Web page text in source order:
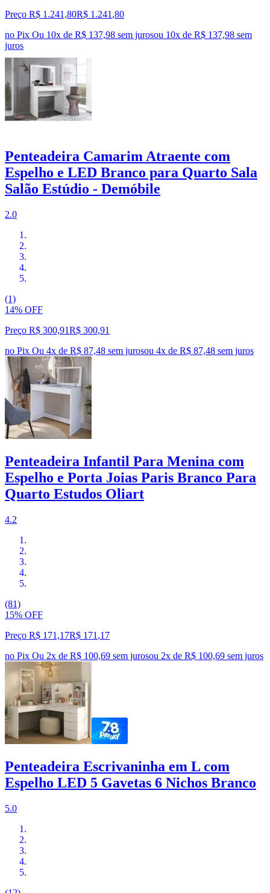
Preço R$ 1.241,80R$ 1.241 ,80
no Pix Ou 10x de R$ 137,98 sem jurosou 10x de R$ 137,98 sem
juros
Penteadeira Camarim Atraente com
Espelho e LED Branco para Quarto Sala
Salão Estúdio - Demóbile
2.0
(1)
14% OFF
Preço R$ 300,91R$ 300,91
no Pix Ou 4x de R$ 87,48 sem jurosou 4x de R$ 87,48 sem juros
Penteadeira Infantil Para Menina com
Espelho e Porta Joias Paris Branco Para
Quarto Estudos Oliart
4.2
(81)
15% OFF
Preço R$ 171,17R$ 171 ,17
no Pix Ou 2x de R$ 100,69 sem jurosou 2x de R$ 100,69 sem juros
Penteadeira Escrivaninha em L com
Espelho LED 5 Gavetas 6 Nichos Branco
5.0